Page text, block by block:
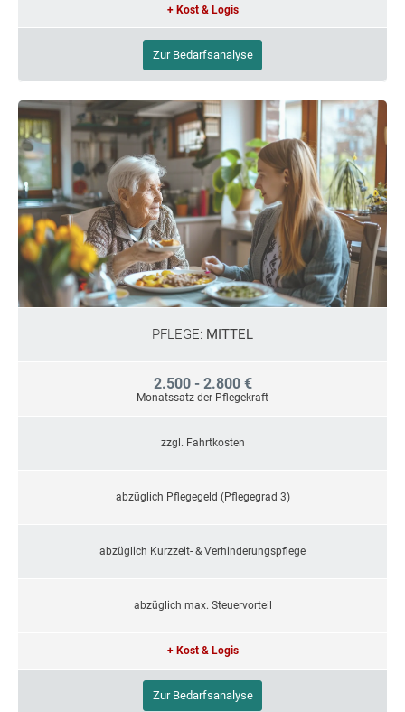
+ Kost & Logis
Zur Bedarfsanalyse
PFLEGE: MITTEL
2.500 - 2.800 €
Monatssatz der Pflegekraft
zzgl. Fahrtkosten
abzüglich Pflegegeld (Pflegegrad 3)
abzüglich Kurzzeit- & Verhinderungspflege
abzüglich max. Steuervorteil
+ Kost & Logis
Zur Bedarfsanalyse